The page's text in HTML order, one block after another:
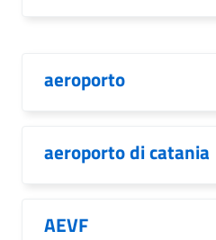
aeroporto
aeroporto di catania
AEVF